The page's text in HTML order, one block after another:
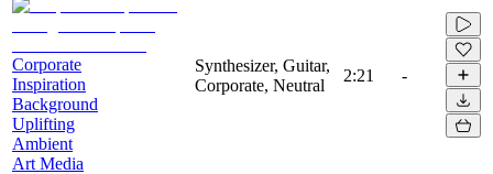
Corporate
Inspiration
Background
Uplifting
Ambient
Art Media
Synthesizer, Guitar,
Corporate, Neutral
2:21 -